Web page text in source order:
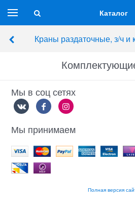
Каталог
Краны раздаточные, з/ч
Мы в соц сетях
Мы принимаем
Полная версия